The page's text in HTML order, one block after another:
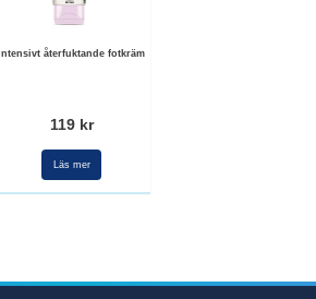
Intensivt återfuktande fotkräm
119 kr
Läs mer